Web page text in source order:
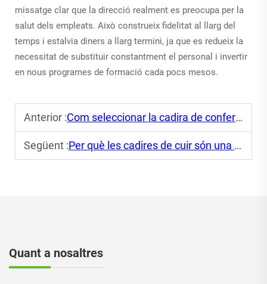
missatge clar que la direcció realment es preocupa per la
salut dels empleats. Això construeix fidelitat al llarg del
temps i estalvia diners a llarg termini, ja que es redueix la
necessitat de substituir constantment el personal i invertir
en nous programes de formació cada pocs mesos.
Anterior :Com seleccionar la cadira de conferències perfecta per als teus reuneixos
Següent :Per què les cadires de cuir són una elecció atemporal per a qualsevol oficina
Quant a nosaltres